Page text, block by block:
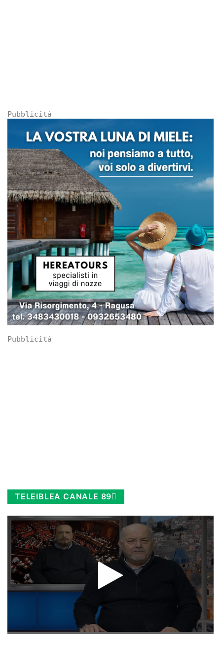
Pubblicità
Pubblicità
TELEIBLEA CANALE 89